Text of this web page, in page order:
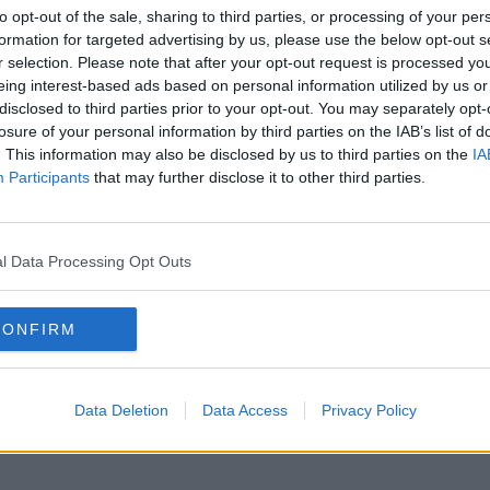
opt-out of the sale, sharing to third parties, or processing of your
for targeted advertising by us, please use the below opt-out
selection. Please note that after your opt-out request is processed
interest-based ads based on personal information utilized by us
to third parties prior to your opt-out. You may separately
of your personal information by third parties on the IAB’s list of
This information may also be disclosed by us to third parties on the
Participants that may further disclose it to other third parties.
Data Processing Opt Outs
Data Deletion Data Access Privacy Policy
CU CARNE
(chiftele) tajine
tocata de vita sau oaieo ceapa potrivita tocata marunt2 catei
fire de coriandru verde1 lingurita cumin1/2 lingurita coriandru1/2
ardei iute uscat(crushed red chilli)sare si piperulei pentru prajit.
carne
boabe de soia fierte, 100g carne de porc, 1/2 ceapa, 1 lingurita
1 lingurita sare, 1/4 lingurita nucsoara, 1/4 lingurita praf chili sau